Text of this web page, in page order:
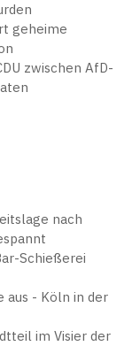
geheime
zwischen AfD-
nach
Schießerei
aus - Köln in der
im Visier der